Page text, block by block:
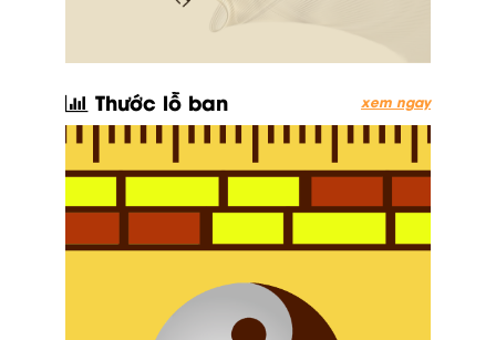
Thước lỗ ban xem ngay